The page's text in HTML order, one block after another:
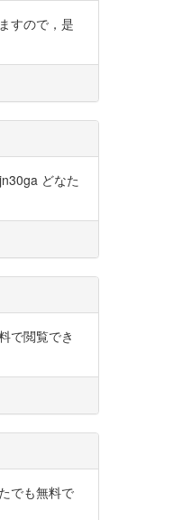
すので，是
どなた
で閲覧でき
でも無料で